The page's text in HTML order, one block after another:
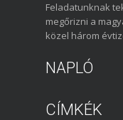
Feladatunknak
megőrizni a
közel három
NAPLÓ
CÍMKÉK